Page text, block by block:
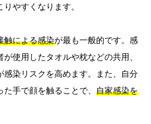
やすくなります。
触による感染が最も一般的です。感
使用したタオルや枕などの共用、
感染リスクを高めます。また、自分
手で顔を触ることで、 自家感染を